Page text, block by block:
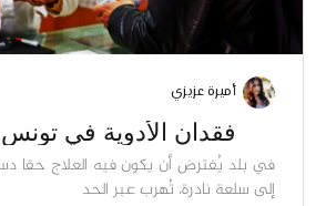
أميرة عزيزي
فقدان الأدوية في تونس
في بلد يُفترض أن يكون فيه العلاج حقا
إلى سلعة نادرة، تُهرب عبر الحد